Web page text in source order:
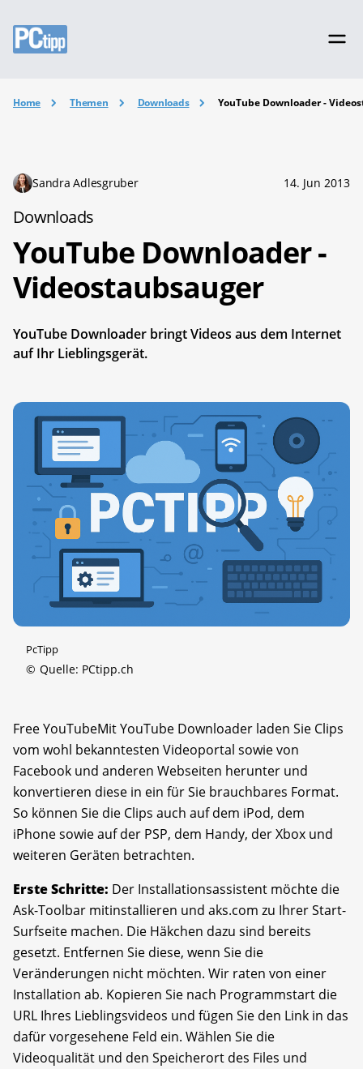
Home Themen Downloads YouTube Downloader -
Sandra Adlesgruber 14. Jun 2013
Downloads
YouTube Downloader -
Videostaubsauger
YouTube Downloader bringt Videos aus dem Internet
auf Ihr Lieblingsgerät.
PcTipp
© Quelle: PCtipp.ch
Free YouTubeMit YouTube Downloader laden Sie Clips
vom wohl bekanntesten Videoportal sowie von
Facebook und anderen Webseiten herunter und
konvertieren diese in ein für Sie brauchbares Format.
So können Sie die Clips auch auf dem iPod, dem
iPhone sowie auf der PSP, dem Handy, der Xbox und
weiteren Geräten betrachten.
Erste Schritte: Der Installationsassistent möchte die
Ask-Toolbar mitinstallieren und aks.com zu Ihrer Start-
Surfseite machen. Die Häkchen dazu sind bereits
gesetzt. Entfernen Sie diese, wenn Sie die
Veränderungen nicht möchten. Wir raten von einer
Installation ab. Kopieren Sie nach Programmstart die
URL Ihres Lieblingsvideos und fügen Sie den Link in das
dafür vorgesehene Feld ein. Wählen Sie die
Videoqualität und den Speicherort des Files und